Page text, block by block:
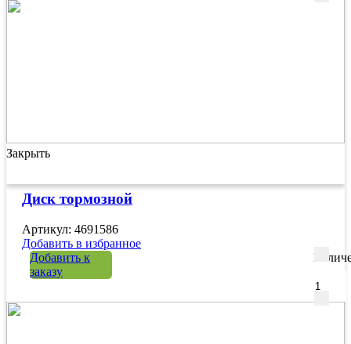
Закрыть
Диск тормозной
Артикул: 4691586
Добавить в избранное
Добавить к
заказу